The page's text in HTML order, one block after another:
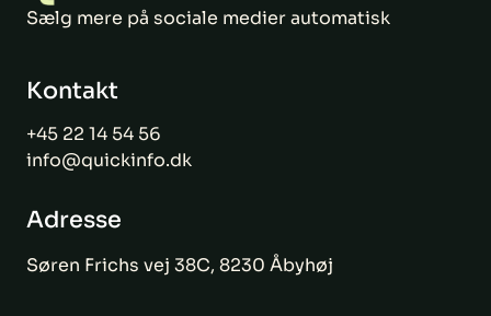
Sælg mere på sociale medier automatisk
Kontakt
+45 22 14 54 56
info@quickinfo.dk
Adresse
Søren Frichs vej 38C, 8230 Åbyhøj